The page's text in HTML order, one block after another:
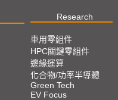
Research
車用零組件
HPC關鍵零組件
邊緣運算
化合物/功率半導體
Green Tech
EV Focus